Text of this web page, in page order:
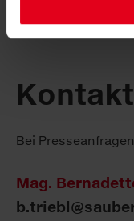
Kontakt
Bei
Mag.